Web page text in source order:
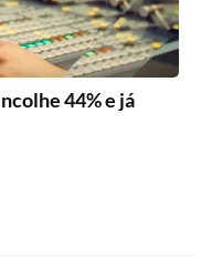
44% e já